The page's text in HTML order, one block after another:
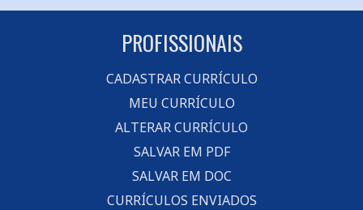
PROFISSIONAIS
CADASTRAR CURRÍCULO
MEU CURRÍCULO
ALTERAR CURRÍCULO
SALVAR EM PDF
SALVAR EM DOC
CURRÍCULOS ENVIADOS